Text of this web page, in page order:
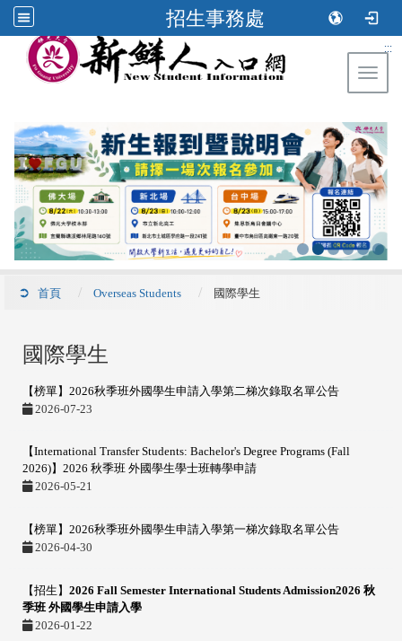
招生事務處
:::
首頁 Overseas Students 國際學生
國際學生
【榜單】2026秋季班外國學生申請入學第二梯次錄取名單公告
2026-07-23
【International Transfer Students: Bachelor's Degree Programs (Fall
2026)】2026 秋季班 外國學生學士班轉學申請
2026-05-21
【榜單】2026秋季班外國學生申請入學第一梯次錄取名單公告
2026-04-30
【招生】 2026 Fall Semester International Students Admission2026 秋
季班 外國學生申請入學
2026-01-22